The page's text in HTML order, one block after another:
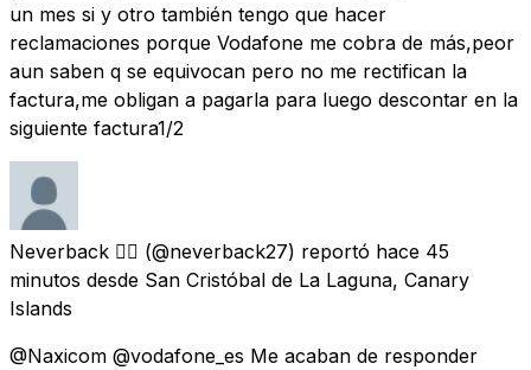
un mes si y otro también tengo que hacer
reclamaciones porque Vodafone me cobra de más,peor
aun saben q se equivocan pero no me rectifican la
factura,me obligan a pagarla para luego descontar en la
siguiente factura1/2
Neverback 🏳️‍🌈 (@neverback27) reportó hace 45
minutos desde San Cristóbal de La Laguna, Canary
Islands
@Naxicom @vodafone_es Me acaban de responder